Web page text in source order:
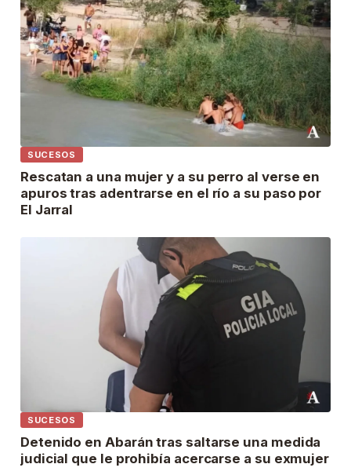
SUCESOS
Rescatan a una mujer y a su perro al verse en
apuros tras adentrarse en el río a su paso por
El Jarral
SUCESOS
Detenido en Abarán tras saltarse una medida
judicial que le prohibía acercarse a su exmujer